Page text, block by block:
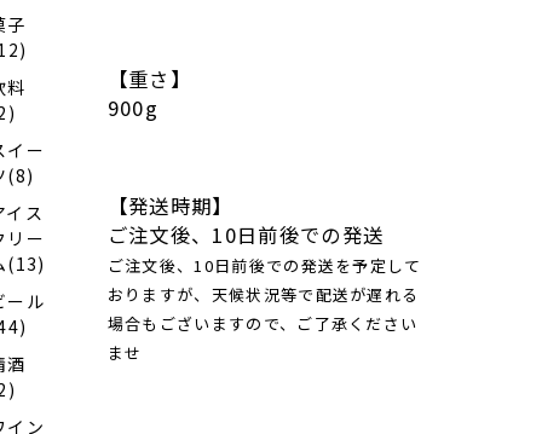
子
料
イー
(8)
イス
リー
(13)
ール
酒
イン
【重さ】
900g
【発送時期】
ご注文後、10日前後での発送
ご注文後、10日前後での発送を予定して
おりますが、天候状況等で配送が遅れる
場合もございますので、ご了承ください
ませ